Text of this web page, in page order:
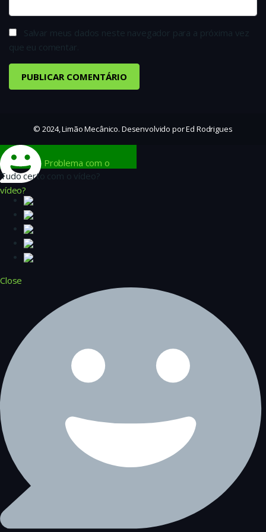
Salvar meus dados neste navegador para a próxima vez
que eu comentar.
© 2024, Limão Mecânico. Desenvolvido por Ed Rodrigues
Problema com o
vídeo?
Tudo certo com o vídeo?
Close